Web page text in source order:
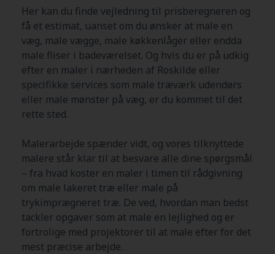
Her kan du finde vejledning til prisberegneren og
få et estimat, uanset om du ønsker at male en
væg, male vægge, male køkkenlåger eller endda
male fliser i badeværelset. Og hvis du er på udkig
efter en maler i nærheden af Roskilde eller
specifikke services som male træværk udendørs
eller male mønster på væg, er du kommet til det
rette sted.
Malerarbejde spænder vidt, og vores tilknyttede
malere står klar til at besvare alle dine spørgsmål
– fra hvad koster en maler i timen til rådgivning
om male lakeret træ eller male på
trykimprægneret træ. De ved, hvordan man bedst
tackler opgaver som at male en lejlighed og er
fortrolige med projektorer til at male efter for det
mest præcise arbejde.